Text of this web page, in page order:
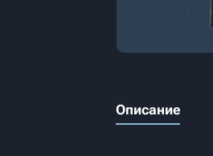
Описание